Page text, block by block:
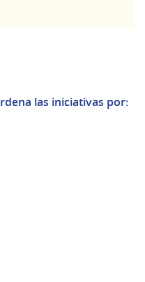
las iniciativas por: